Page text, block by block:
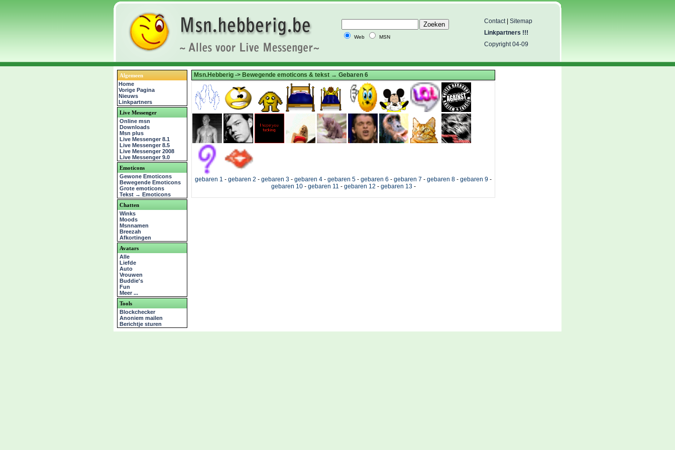
Web MSN
Contact| Sitemap
Linkpartners !!!
Copyright 04-09
Algemeen
Home
Vorige Pagina
Nieuws
Linkpartners
Live Messenger
Online msn
Downloads
Msn plus
Live Messenger 8.1
Live Messenger 8.5
Live Messenger 2008
Live Messenger 9.0
Emoticons
Gewone Emoticons
Bewegende Emoticons
Grote emoticons
Tekst → Emoticons
Chatten
Winks
Moods
Msnnamen
Breezah
Afkortingen
Avatars
Alle
Liefde
Auto
Vrouwen
Buddie's
Fun
Meer ...
Tools
Blockchecker
Anoniem mailen
Berichtje sturen
Msn.Hebberig -> Bewegende emoticons & tekst → Gebaren 6
gebaren 1 - gebaren 2 - gebaren 3 - gebaren 4 - gebaren 5 - gebaren 6 - gebaren 7 - gebaren 8 - gebaren 9 -
gebaren 10-gebaren 11 -gebaren 12 -gebaren 13-